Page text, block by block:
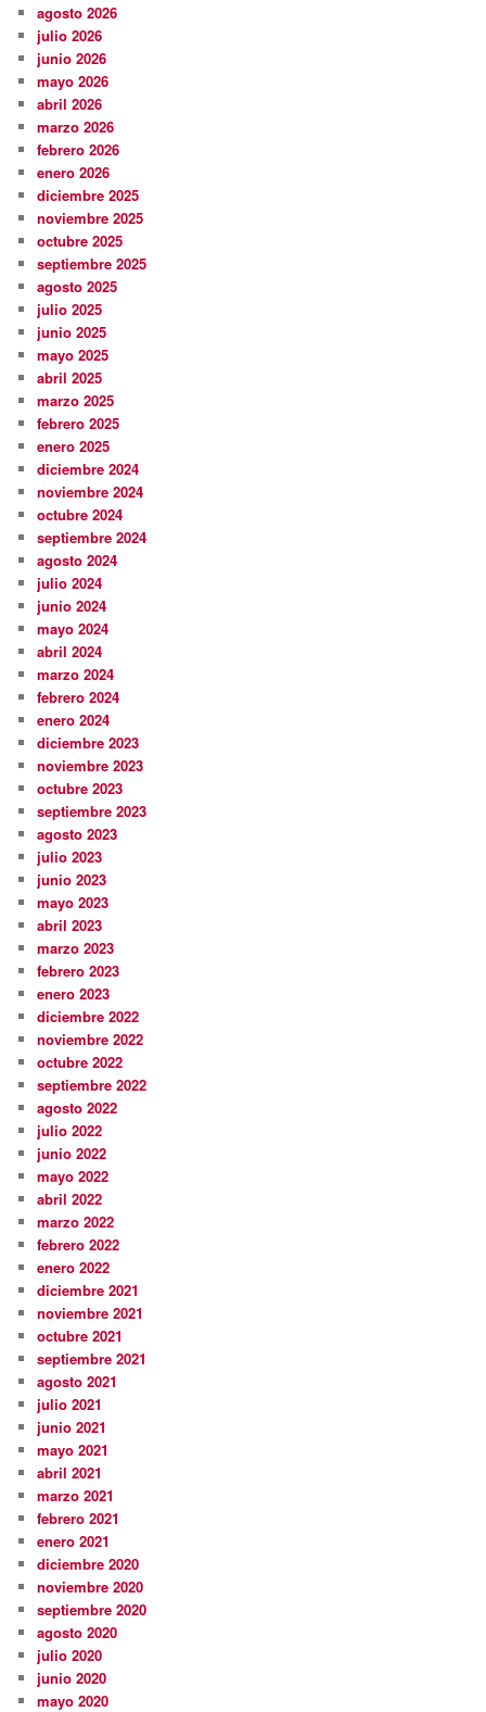
agosto 2026
julio 2026
junio 2026
mayo 2026
abril 2026
marzo 2026
febrero 2026
enero 2026
diciembre 2025
noviembre 2025
octubre 2025
septiembre 2025
agosto 2025
julio 2025
junio 2025
mayo 2025
abril 2025
marzo 2025
febrero 2025
enero 2025
diciembre 2024
noviembre 2024
octubre 2024
septiembre 2024
agosto 2024
julio 2024
junio 2024
mayo 2024
abril 2024
marzo 2024
febrero 2024
enero 2024
diciembre 2023
noviembre 2023
octubre 2023
septiembre 2023
agosto 2023
julio 2023
junio 2023
mayo 2023
abril 2023
marzo 2023
febrero 2023
enero 2023
diciembre 2022
noviembre 2022
octubre 2022
septiembre 2022
agosto 2022
julio 2022
junio 2022
mayo 2022
abril 2022
marzo 2022
febrero 2022
enero 2022
diciembre 2021
noviembre 2021
octubre 2021
septiembre 2021
agosto 2021
julio 2021
junio 2021
mayo 2021
abril 2021
marzo 2021
febrero 2021
enero 2021
diciembre 2020
noviembre 2020
septiembre 2020
agosto 2020
julio 2020
junio 2020
mayo 2020